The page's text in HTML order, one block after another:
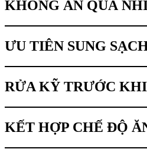
KHÔNG ĂN QUÁ
ƯU TIÊN SUNG
RỬA KỸ TRƯỚC
KẾT HỢP CHẾ ĐỘ